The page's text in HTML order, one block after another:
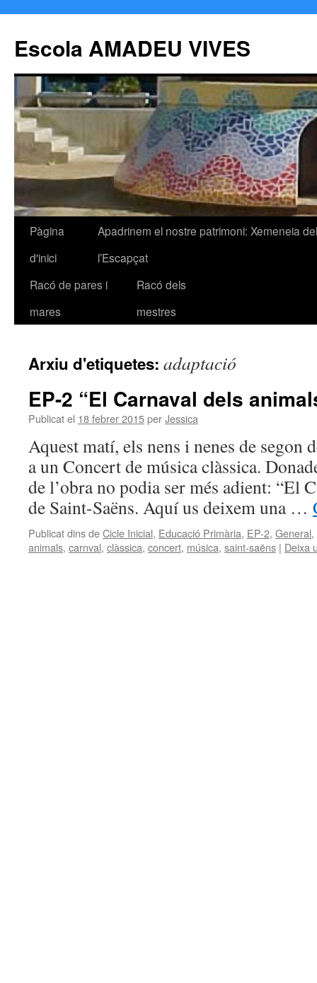
Escola AMADEU VIVES
Vés
contingut
Pàgina
d'inici
Apadrinem el nostre patrimoni: Xemeneia
l’Escapçat
Racó de pares i
mares
Racó dels
mestres
Arxiu d'etiquetes: adaptació
EP-2 “El Carnaval dels
Publicat el 18 febrer 2015perJessica
Aquest matí, els nens i nenes de segon
a un Concert de música clàssica.
de l’obra no podia ser més adient: “El
de Saint-Saëns. Aquí us deixem una …
Publicat dins deCicle Inicial, Educació Primària, EP-2, General,
animals, carnval, clàssica, concert, música, saint-saëns | Deixa